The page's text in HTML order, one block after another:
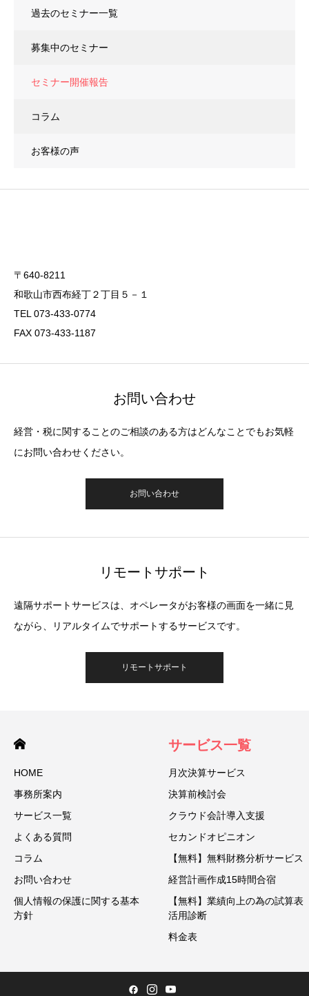
過去のセミナー一覧
募集中のセミナー
セミナー開催報告
コラム
お客様の声
〒640-8211
和歌山市西布経丁２丁目５－１
TEL 073-433-0774
FAX 073-433-1187
お問い合わせ
経営・税に関することのご相談のある方はどんなことでもお気軽
にお問い合わせください。
お問い合わせ
リモートサポート
遠隔サポートサービスは、オペレータがお客様の画面を一緒に見
ながら、リアルタイムでサポートするサービスです。
リモートサポート
HOME
事務所案内
サービス一覧
よくある質問
コラム
お問い合わせ
個人情報の保護に関する基本
方針
サービス一覧
月次決算サービス
決算前検討会
クラウド会計導入支援
セカンドオピニオン
【無料】無料財務分析サービス
経営計画作成15時間合宿
【無料】業績向上の為の試算表
活用診断
料金表